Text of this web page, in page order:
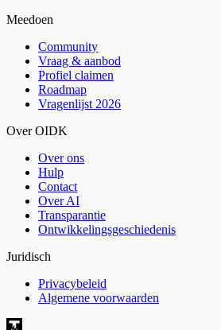
Meedoen
Community
Vraag & aanbod
Profiel claimen
Roadmap
Vragenlijst 2026
Over OIDK
Over ons
Hulp
Contact
Over AI
Transparantie
Ontwikkelingsgeschiedenis
Juridisch
Privacybeleid
Algemene voorwaarden